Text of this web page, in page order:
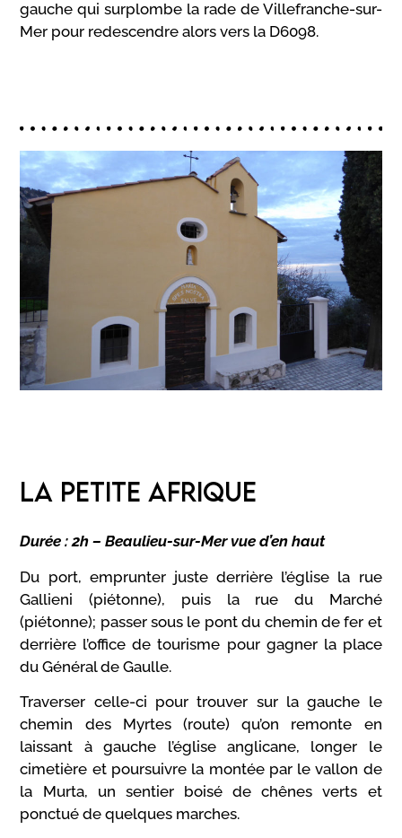
gauche qui surplombe la rade de Villefranche-sur-
Mer pour redescendre alors vers la D6098.
LA PETITE AFRIQUE
Durée : 2h – Beaulieu-sur-Mer vue d’en haut
Du port, emprunter juste derrière l’église la rue
Gallieni (piétonne), puis la rue du Marché
(piétonne); passer sous le pont du chemin de fer et
derrière l’office de tourisme pour gagner la place
du Général de Gaulle.
Traverser celle-ci pour trouver sur la gauche le
chemin des Myrtes (route) qu’on remonte en
laissant à gauche l’église anglicane, longer le
cimetière et poursuivre la montée par le vallon de
la Murta, un sentier boisé de chênes verts et
ponctué de quelques marches.